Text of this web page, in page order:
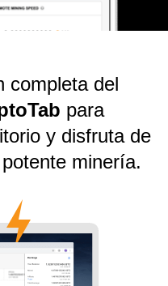
completa del
para
y disfruta de
minería.